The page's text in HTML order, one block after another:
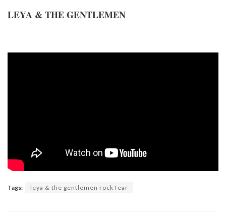
LEYA & THE GENTLEMEN
Tags: leya & the gentlemen rock fear